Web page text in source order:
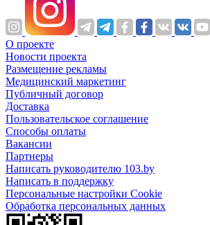
О проекте
Новости проекта
Размещение рекламы
Медицинский маркетинг
Публичный договор
Доставка
Пользовательское соглашение
Способы оплаты
Вакансии
Партнеры
Написать руководителю 103.by
Написать в поддержку
Персональные настройки Cookie
Обработка персональных данных